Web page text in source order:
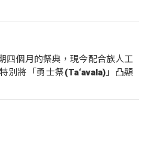
四個月的祭典，現今配合族人工
別將「勇士祭(Ta‘avala)」凸顯